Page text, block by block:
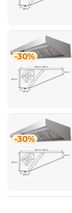
-30%
-30%